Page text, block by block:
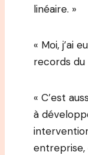
linéaire. »
« Moi, j’ai
records du
« C’est
à